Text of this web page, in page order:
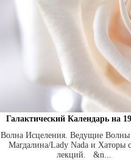
Галактический Календарь на
Волна Исцеления. Ведущие
Магдалина/Lady Nada и Хаторы
лекций. &n...